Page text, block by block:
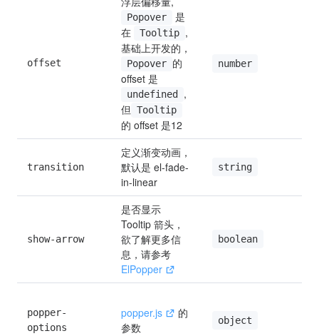
offset
Popover
是
在
Tooltip ,
Popover 的
undefined
,
但 Tooltip
的 offset 是12
number
transition
定义渐变动画，
默认是 el-fade-
in-linear
string
show-arrow
是否显示
Tooltip 箭头，
欲了解更多信
息，请参考
ElPopper
boolean
popper-
options
popper.js
的
参数
object